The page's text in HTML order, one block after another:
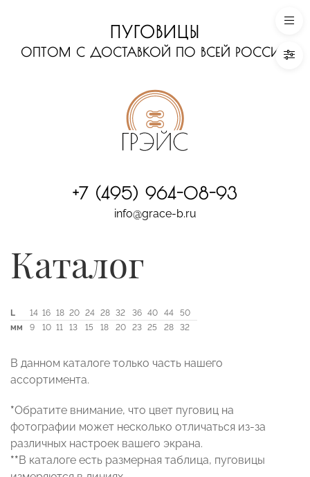
ПУГОВИЦЫ
ОПТОМ С ДОСТАВКОЙ ПО ВСЕЙ РОССИИ
+7 (495) 964-08-93
info@grace-b.ru
Каталог
L 14 16 18 20 24 28 32 36 40 44
50
мм
9 10 11 13 15 18 20 23 25 28 32
В данном каталоге только часть нашего
ассортимента.
*Обратите внимание, что цвет пуговиц на
фотографии может несколько отличаться из-за
различных настроек вашего экрана.
**В каталоге есть размерная таблица, пуговицы